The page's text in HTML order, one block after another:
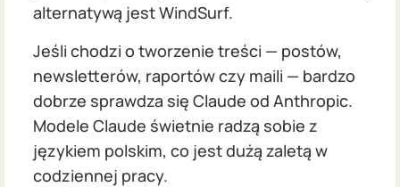
alternatywą jest WindSurf.
Jeśli chodzi o tworzenie treści — postów,
newsletterów, raportów czy maili — bardzo
dobrze sprawdza się Claude od Anthropic.
Modele Claude świetnie radzą sobie z
językiem polskim, co jest dużą zaletą w
codziennej pracy.